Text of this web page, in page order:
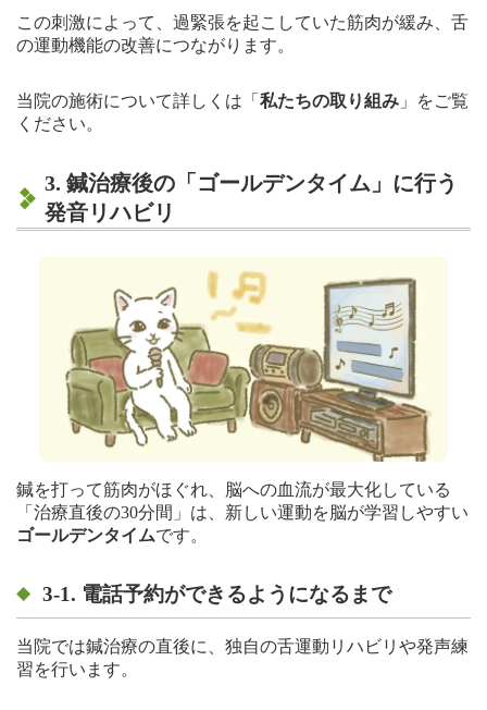
この刺激によって、過緊張を起こしていた筋肉が緩み、舌
の運動機能の改善につながります。
当院の施術について詳しくは「 私たちの取り組み 」をご覧
ください。
3. 鍼治療後の「ゴールデンタイム」に行う
発音リハビリ
鍼を打って筋肉がほぐれ、脳への血流が最大化している
「治療直後の30分間」は、新しい運動を脳が学習しやすい
ゴールデンタイムです。
3-1. 電話予約ができるようになるまで
当院では鍼治療の直後に、独自の舌運動リハビリや発声練
習を行います。